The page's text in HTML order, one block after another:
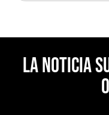
La noticia